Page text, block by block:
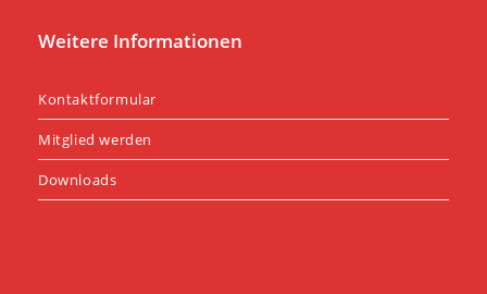
Weitere Informationen
Kontaktformular
Mitglied werden
Downloads